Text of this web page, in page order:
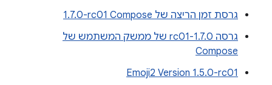
גרסת זמן הריצה של Compose‏ ‎1.7.0-rc01
גרסה 1.7.0-rc01 של ממשק המשתמש של
Compose
Emoji2 Version 1.5.0-rc01